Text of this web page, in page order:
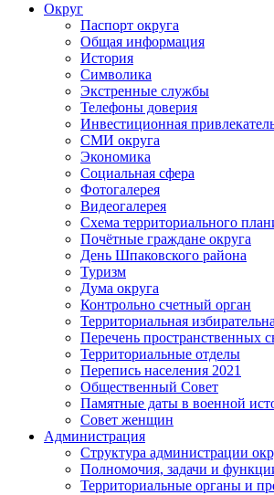
Округ
Паспорт округа
Общая информация
История
Символика
Экстренные службы
Телефоны доверия
Инвестиционная
СМИ округа
Экономика
Социальная сфера
Фотогалерея
Видеогалерея
Схема территориального
Почётные граждане округа
День Шпаковского района
Туризм
Дума округа
Контрольно счетный орган
Территориальная
Перечень пространственных
Территориальные отделы
Перепись населения 2021
Общественный Совет
Памятные даты в военной
Совет женщин
Администрация
Структура администрации
Полномочия, задачи и
Территориальные органы и